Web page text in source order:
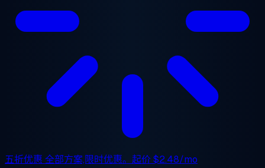
五折优惠 全部方案,限时优惠。起价$2.48/mo